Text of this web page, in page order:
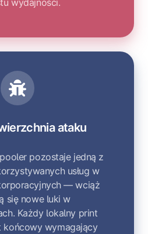
wydajności.
ataku
pozostaje jedną z
usług w
— wciąż
się nowe luki w
Każdy lokalny print
końcowy wymagający